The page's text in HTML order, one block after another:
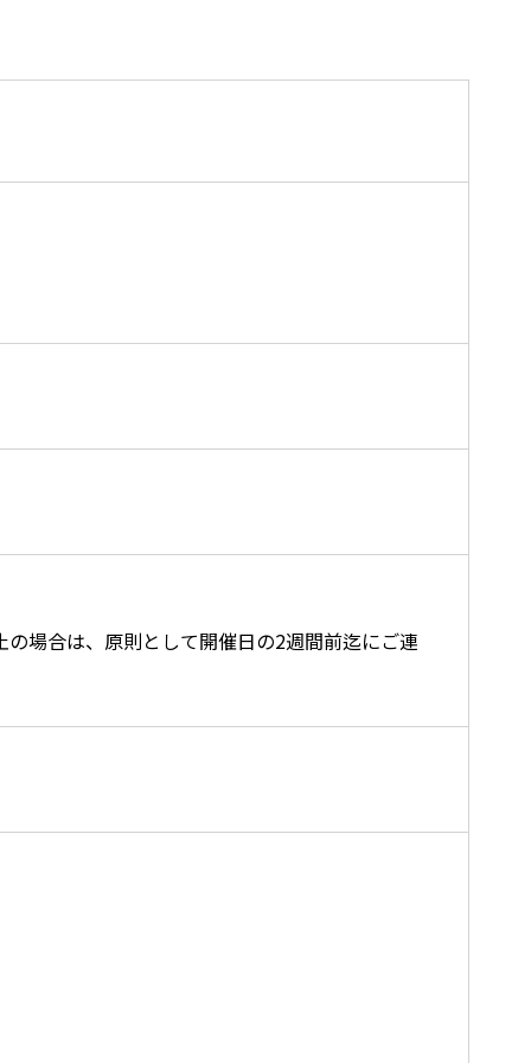
場合は、原則として開催日の2週間前迄にご連